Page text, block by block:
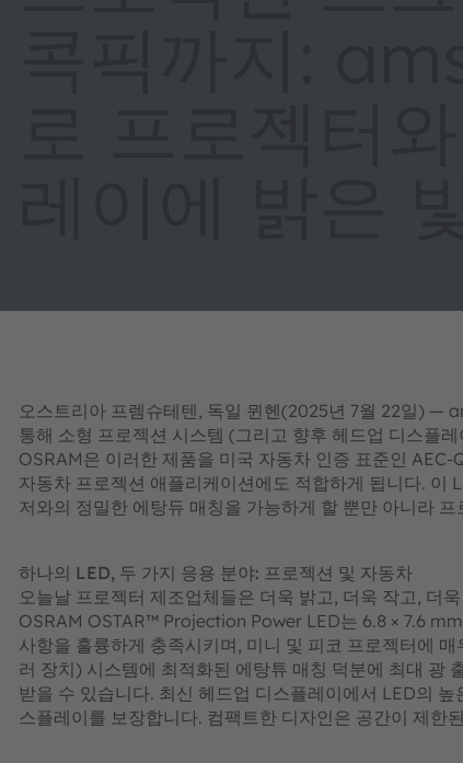
오스트리아 프렘슈테텐, 독일 뮌헨(2025년 7월 22일) —
통해 소형 프로젝션 시스템 (그리고 향후 헤드업 디스플
OSRAM은 이러한 제품을 미국 자동차 인증 표준인
자동차 프로젝션 애플리케이션에도 적합하게 됩니다. 이
저와의 정밀한 에탕듀 매칭을 가능하게 할 뿐만 아니라
하나의 LED, 두 가지 응용 분야: 프로젝션 및 자동차
오늘날 프로젝터 제조업체들은 더욱 밝고, 더욱 작고, 더
OSRAM OSTAR™ Projection Power LED는 6.8 × 7.6
사항을 훌륭하게 충족시키며, 미니 및 피코 프로젝터에
러 장치) 시스템에 최적화된 에탕튜 매칭 덕분에 최대 광
받을 수 있습니다. 최신 헤드업 디스플레이에서 LED의
스플레이를 보장합니다. 컴팩트한 디자인은 공간이 제한